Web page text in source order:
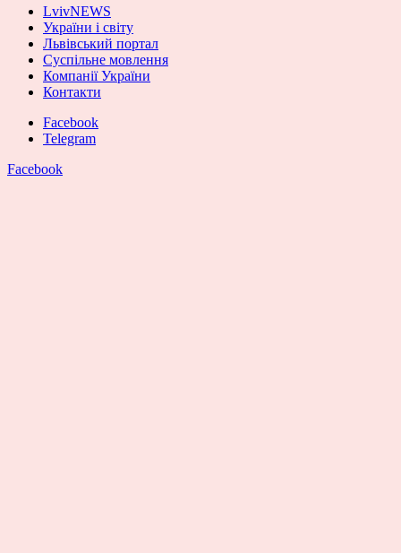
LvivNEWS
України і світу
Львівський портал
Суспільне мовлення
Компанії України
Контакти
Facebook
Telegram
Facebook